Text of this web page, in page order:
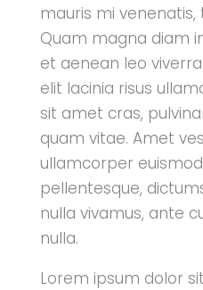
mauris mi
Quam magna diam
et aenean leo
elit lacinia risus
sit amet cras,
quam vitae. Amet
ullamcorper
pellentesque,
nulla vivamus, ante
nulla.
Lorem ipsum dolor